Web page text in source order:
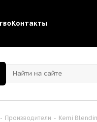
Контакты
- Производители - Kemi